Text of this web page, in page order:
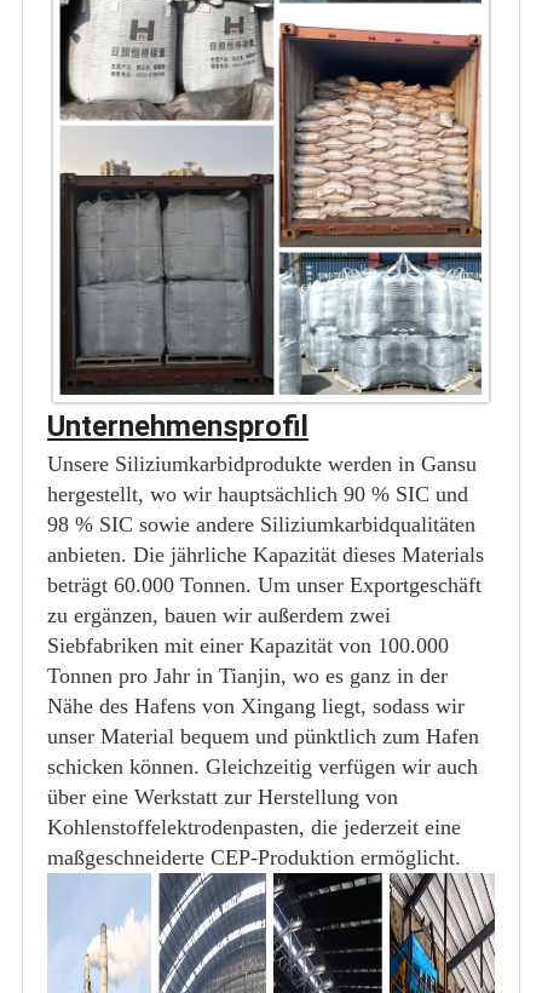
Unternehmensprofil
Unsere Siliziumkarbidprodukte werden in Gansu
hergestellt, wo wir hauptsächlich 90 % SIC und
98 % SIC sowie andere Siliziumkarbidqualitäten
anbieten. Die jährliche Kapazität dieses Materials
beträgt 60.000 Tonnen. Um unser Exportgeschäft
zu ergänzen, bauen wir außerdem zwei
Siebfabriken mit einer Kapazität von 100.000
Tonnen pro Jahr in Tianjin, wo es ganz in der
Nähe des Hafens von Xingang liegt, sodass wir
unser Material bequem und pünktlich zum Hafen
schicken können. Gleichzeitig verfügen wir auch
über eine Werkstatt zur Herstellung von
Kohlenstoffelektrodenpasten, die jederzeit eine
maßgeschneiderte CEP-Produktion ermöglicht.